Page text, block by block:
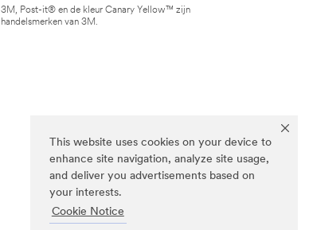
This website uses cookies on your device to
enhance site navigation, analyze site usage,
and deliver you advertisements based on
your interests.
Cookie Notice
3M, Post-it® en de kleur Canary Yellow™ zijn
handelsmerken van 3M.